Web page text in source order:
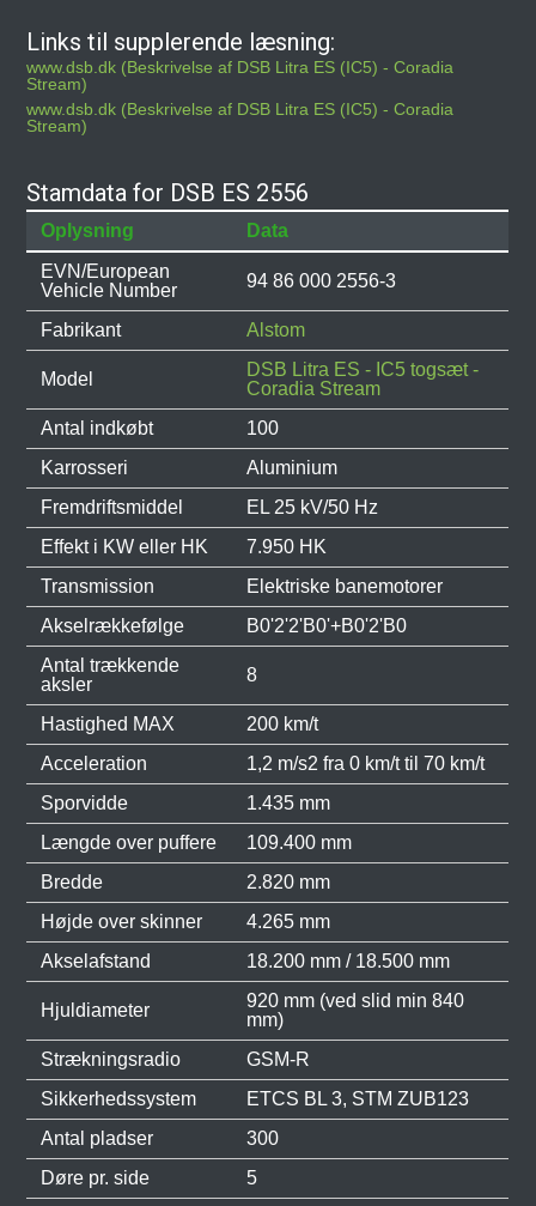
Links til supplerende læsning:
www.dsb.dk (Beskrivelse af DSB Litra ES (IC5) - Coradia
Stream)
www.dsb.dk (Beskrivelse af DSB Litra ES (IC5) - Coradia
Stream)
Stamdata for DSB ES 2556
Oplysning
Data
EVN/European
Vehicle Number
94 86 000 2556-3
Fabrikant Alstom
Model
DSB Litra ES - IC5 togsæt -
Coradia Stream
Antal indkøbt
100
Karrosseri
Aluminium
Fremdriftsmiddel
EL 25 kV/50 Hz
Effekt i KW eller HK
7.950 HK
Transmission
Elektriske banemotorer
Akselrækkefølge
B0'2'2'B0'+B0'2'B0
Antal trækkende
aksler
8
Hastighed MAX
200 km/t
Acceleration
1,2 m/s2 fra 0 km/t til 70 km/t
Sporvidde
1.435 mm
Længde over puffere
109.400 mm
Bredde
2.820 mm
Højde over skinner
4.265 mm
Akselafstand
18.200 mm / 18.500 mm
Hjuldiameter
920 mm (ved slid min 840
mm)
Strækningsradio
GSM-R
Sikkerhedssystem
ETCS BL 3, STM ZUB123
Antal pladser
300
Døre pr. side
5